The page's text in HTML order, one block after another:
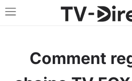
Comment